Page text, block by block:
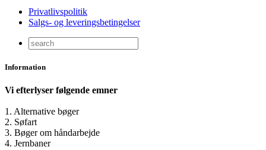
Privatlivspolitik
Salgs- og leveringsbetingelser
Information
Vi efterlyser følgende emner
1. Alternative bøger
2. Søfart
3. Bøger om håndarbejde
4. Jernbaner